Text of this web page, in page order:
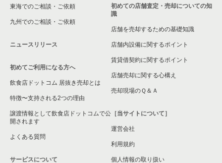
横浜市旭区の飲食店の居抜き売却物件の案件一覧
横浜市緑区の飲食店の居抜き売却物件の案件一覧
平塚市の飲食店の居抜き売却物件の案件一覧
横浜市港南区の飲食店の居抜き売却物件の案件一覧
横須賀市の飲食店の居抜き売却物件の案件一覧
三浦市の飲食店の居抜き売却物件の案件一覧
藤沢市の飲食店の居抜き売却物件の案件一覧
東海でのご相談・ご依頼
九州でのご相談・ご依頼
ニュースリリース
初めてご利用になる方へ
飲食店ドットコム 居抜き売却とは
特徴〜支持される2つの理由
譲渡情報として飲食店ドットコムで公
開されます
よくある質問
サービスについて
初めての店舗査定・売却についての知
識
店舗を売却するための基礎知識
店舗内設備に関するポイント
賃貸借契約に関するポイント
店舗売却に関する心構え
売却現場のＱ＆Ａ
［当サイトについて］
運営会社
利用規約
個人情報の取り扱い